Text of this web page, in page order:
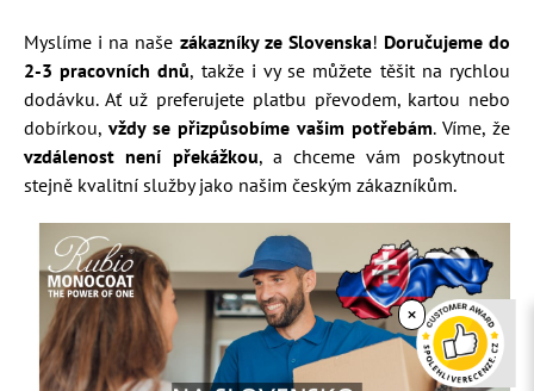
Myslíme i na naše zákazníky ze Slovenska! Doručujeme do
2-3 pracovních dnů, takže i vy se můžete těšit na rychlou
dodávku. Ať už preferujete platbu převodem, kartou nebo
dobírkou, vždy se přizpůsobíme vašim potřebám. Víme, že
vzdálenost není překážkou, a chceme vám poskytnout
stejně kvalitní služby jako našim českým zákazníkům.
×